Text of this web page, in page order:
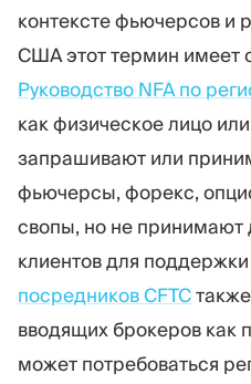
контексте фьючерсов и
США этот термин имеет
Руководство NFA по
как физическое лицо
запрашивают или
фьючерсы, форекс,
свопы, но не принимают
клиентов для поддержки
посредников CFTC
вводящих брокеров как
может потребоваться